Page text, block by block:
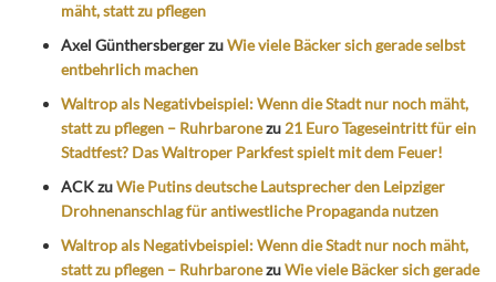
mäht, statt zu pflegen
Axel GünthersbergerzuWie viele Bäcker sich gerade selbst
entbehrlich machen
Waltrop als Negativbeispiel: Wenn die Stadt nur noch mäht,
statt zu pflegen – Ruhrbaronezu 21 Euro Tageseintritt für ein
Stadtfest? Das Waltroper Parkfest spielt mit dem Feuer!
ACKzuWie Putins deutsche Lautsprecher den Leipziger
Drohnenanschlag für antiwestliche Propaganda nutzen
Waltrop als Negativbeispiel: Wenn die Stadt nur noch mäht,
statt zu pflegen – RuhrbaronezuWie viele Bäcker sich gerade